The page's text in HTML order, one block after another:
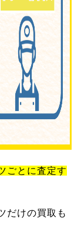
ごとに査定す
だけの買取も